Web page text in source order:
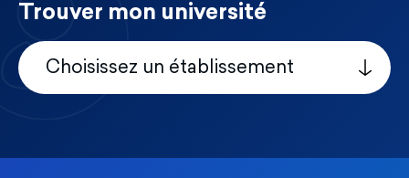
Trouver mon université
Choisissez un établissement